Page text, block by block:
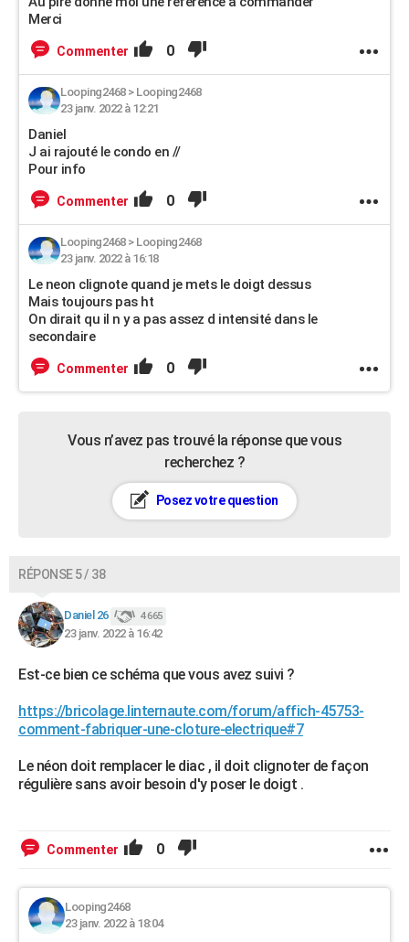
Merci
Commenter 0
Looping2468> Looping2468
23 janv. 2022 à 12:21
Daniel
J ai rajouté le condo en //
Pour info
Commenter 0
Looping2468> Looping2468
23 janv. 2022 à 16:18
Le neon clignote quand je mets le doigt dessus
Mais toujours pas ht
On dirait qu il n y a pas assez d intensité dans le
secondaire
Commenter 0
Vous n’avez pas trouvé la réponse que vous
recherchez ?
Posez votre question
RÉPONSE 5 / 38
Daniel 26 4 665
23 janv. 2022 à 16:42
Est-ce bien ce schéma que vous avez suivi ?
https://bricolage.linternaute.com/forum/affich-45753-
comment-fabriquer-une-cloture-electrique#7
Le néon doit remplacer le diac , il doit clignoter de façon
régulière sans avoir besoin d'y poser le doigt .
Commenter 0
Looping2468
23 janv. 2022 à 18:04